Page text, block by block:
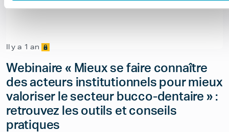
Il y a 1 an
Webinaire « Mieux se faire connaître
des acteurs institutionnels pour mieux
valoriser le secteur bucco-dentaire » :
retrouvez les outils et conseils
pratiques